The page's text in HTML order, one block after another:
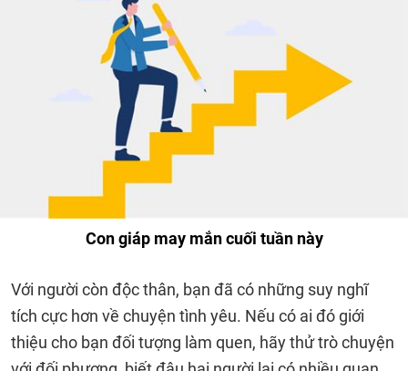
Con giáp may mắn cuối tuần này
Với người còn độc thân, bạn đã có những suy nghĩ
tích cực hơn về chuyện tình yêu. Nếu có ai đó giới
thiệu cho bạn đối tượng làm quen, hãy thử trò chuyện